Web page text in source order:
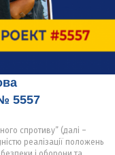
5557
спротиву” (далі –
реалізації положень